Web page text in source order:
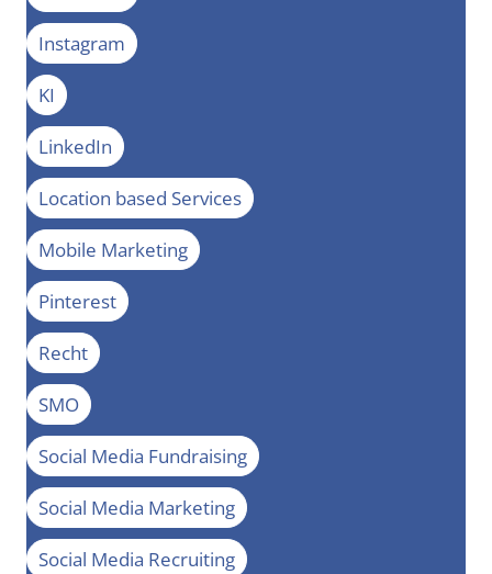
Instagram
KI
LinkedIn
Location based Services
Mobile Marketing
Pinterest
Recht
SMO
Social Media Fundraising
Social Media Marketing
Social Media Recruiting